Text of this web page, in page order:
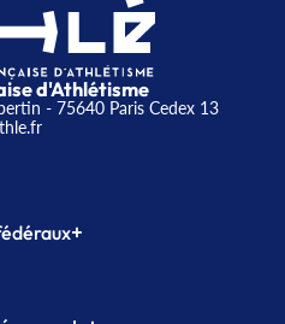
d'Athlétisme
- 75640 Paris Cedex 13
+